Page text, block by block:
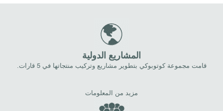
المشاريع الدولية
قامت مجموعة كوتوبوكي بتطوير مشاريع وتركيب منتجاتها في 5 قارات.
مزيد من المعلومات